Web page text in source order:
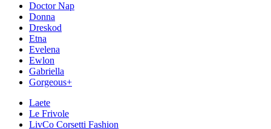
Doctor Nap
Donna
Dreskod
Etna
Evelena
Ewlon
Gabriella
Gorgeous+
Laete
Le Frivole
LivCo Corsetti Fashion